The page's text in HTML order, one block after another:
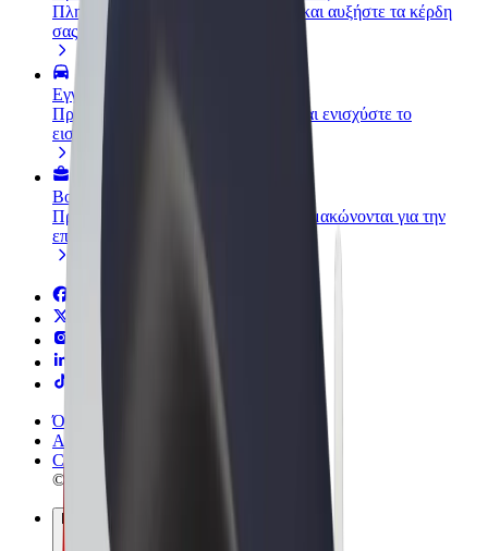
Πλησιάστε περισσότερους πελάτες και αυξήστε τα κέρδη
σας
Εγγραφείτε ως ιδιοκτήτης στόλου
Προσθέστε το στόλο σας στο Bolt και ενισχύστε το
εισόδημά σας
Bolt for Business
Προϊόντα και υπηρεσίες Bolt που κλιμακώνονται για την
επιχείρησή σας
Όροι & Προϋποθέσεις
Απόρρητο
Cookies
© 2026 Bolt Technology OÜ
Προϊόντα